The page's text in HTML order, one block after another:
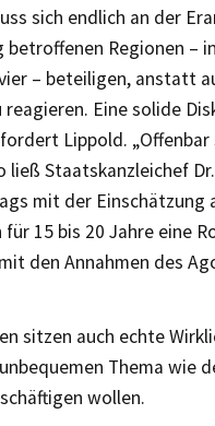
sich endlich an der
Regionen –
– beteiligen, anstatt
Eine solide
Lippold.
ließ Staatskanzleichef
mit der
für 15 bis 20 Jahre eine
den Annahmen des
sitzen auch echte
Thema wie
wollen.